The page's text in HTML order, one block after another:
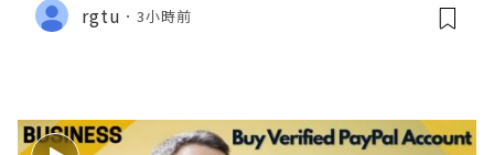
rgtu 3小時前